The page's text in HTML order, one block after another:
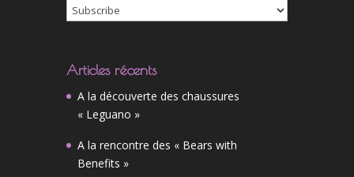
Articles récents
A la découverte des chaussures
« Leguano »
A la rencontre des « Bears with
Benefits »